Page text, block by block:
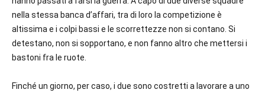
nella stessa banca d’affari, tra di loro la competizione è
altissima e i colpi bassi e le scorrettezze non si contano. Si
detestano, non si sopportano, e non fanno altro che mettersi i
bastoni fra le ruote.
Finché un giorno, per caso, i due sono costretti a lavorare a uno